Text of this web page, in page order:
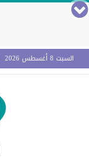
السبت 8 أغسطس 2026